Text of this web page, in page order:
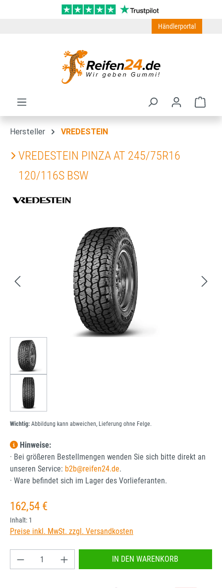
Zum Hauptinhalt springen
Händlerportal
Hersteller VREDESTEIN
VREDESTEIN PINZA AT 245/75R16
120/116S BSW
Bildergalerie überspringen
Wichtig: Abbildung kann abweichen, Lieferung ohne Felge.
Hinweise:
· Bei größeren Bestellmengen wenden Sie sich bitte direkt an
unseren Service: b2b@reifen24.de.
· Ware befindet sich im Lager des Vorlieferanten.
Regulärer Preis:
162,54 €
Inhalt: 1
Preise inkl. MwSt. zzgl. Versandkosten
Produkt Anzahl: Gib den gewünschten Wert
IN DEN WARENKORB